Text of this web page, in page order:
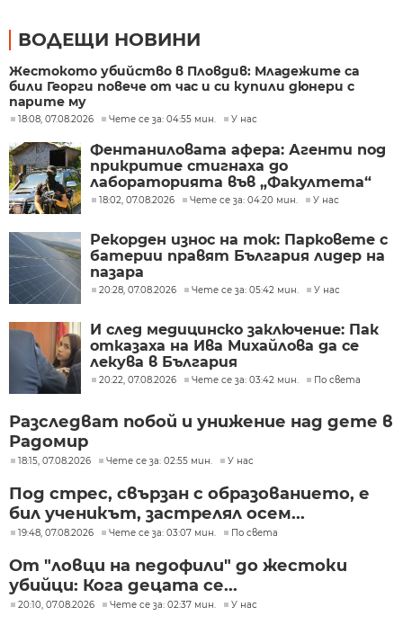
ВОДЕЩИ НОВИНИ
Жестокото убийство в Пловдив: Младежите са
били Георги повече от час и си купили дюнери с
парите му
18:08, 07.08.2026 Чете се за: 04:55 мин. У нас
Фентаниловата афера: Агенти под
прикритие стигнаха до
лабораторията във „Факултета“
18:02, 07.08.2026 Чете се за: 04:20 мин. У нас
Рекорден износ на ток: Парковете с
батерии правят България лидер на
пазара
20:28, 07.08.2026 Чете се за: 05:42 мин. У нас
И след медицинско заключение: Пак
отказаха на Ива Михайлова да се
лекува в България
20:22, 07.08.2026 Чете се за: 03:42 мин. По света
Разследват побой и унижение над дете в
Радомир
18:15, 07.08.2026 Чете се за: 02:55 мин. У нас
Под стрес, свързан с образованието, е
бил ученикът, застрелял осем...
19:48, 07.08.2026 Чете се за: 03:07 мин. По света
От "ловци на педофили" до жестоки
убийци: Кога децата се...
20:10, 07.08.2026 Чете се за: 02:37 мин. У нас